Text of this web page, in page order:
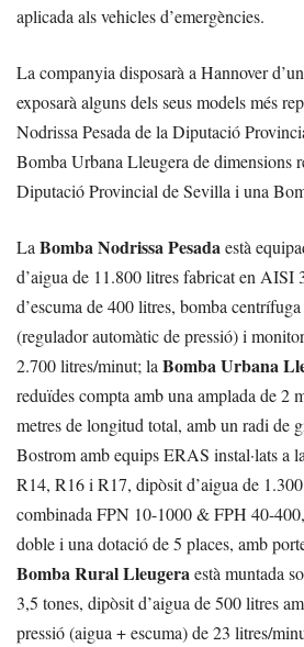
aplicada als vehicles d’emergències.
La companyia disposarà a Hannover
exposarà alguns dels seus models més
Nodrissa Pesada de la Diputació
Bomba Urbana Lleugera de dimensions
Diputació Provincial de Sevilla i una
LaBomba Nodrissa Pesadaestà
d’aigua de 11.800 litres fabricat en AISI
d’escuma de 400 litres, bomba
(regulador automàtic de pressió) i
2.700 litres/minut; laBomba Urbana
reduïdes compta amb una amplada de 2
metres de longitud total, amb un radi de
Bostrom amb equips ERAS instal·lats a
R14, R16 i R17, dipòsit d’aigua de
combinada FPN 10-1000 & FPH 40-
doble i una dotació de 5 places, amb
Bomba Rural Lleugeraestà muntada
3,5 tones, dipòsit d’aigua de 500 litres
pressió (aigua + escuma) de 23 litres/